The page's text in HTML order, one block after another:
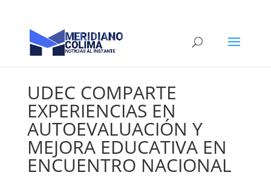
UDEC COMPARTE
EXPERIENCIAS EN
AUTOEVALUACIÓN Y
MEJORA EDUCATIVA EN
ENCUENTRO NACIONAL